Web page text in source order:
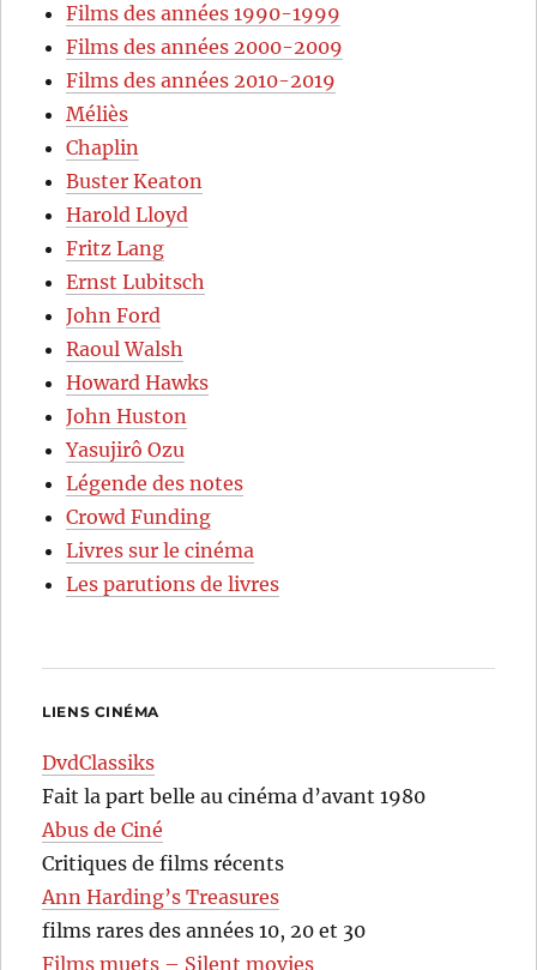
Films des années 1990-1999
Films des années 2000-2009
Films des années 2010-2019
Méliès
Chaplin
Buster Keaton
Harold Lloyd
Fritz Lang
Ernst Lubitsch
John Ford
Raoul Walsh
Howard Hawks
John Huston
Yasujirô Ozu
Légende des notes
Crowd Funding
Livres sur le cinéma
Les parutions de livres
LIENS CINÉMA
DvdClassiks
Fait la part belle au cinéma d’avant 1980
Abus de Ciné
Critiques de films récents
Ann Harding’s Treasures
films rares des années 10, 20 et 30
Films muets – Silent movies